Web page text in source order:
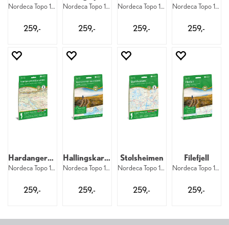
Nordeca Topo 1:50 000 3011
259,-
Nordeca Topo 1:50 000 3031
259,-
Nordeca Topo 1:50 000 3022
259,-
Nordeca Topo 1:50 000 3014
259,-
Hardangervidda sørøst
Nordeca Topo 1:50 000 3055
259,-
Hallingskarvet nasjonalpark
Nordeca Topo 1:50 000 3001
259,-
Stølsheimen
Nordeca Topo 1:50 000 3012
259,-
Filefjell
Nordeca Topo 1:50 000 3013
259,-